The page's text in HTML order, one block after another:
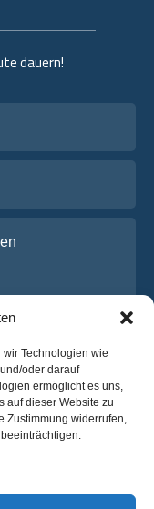
Technologien wie
oder darauf
ermöglicht es uns,
auf dieser Website zu
Zustimmung widerrufen,
dauern!
von OsaBus